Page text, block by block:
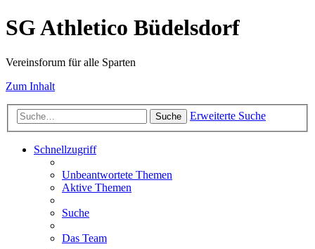
SG Athletico Büdelsdorf
Vereinsforum für alle Sparten
Zum Inhalt
Suche Erweiterte Suche
Schnellzugriff
Unbeantwortete Themen
Aktive Themen
Suche
Das Team